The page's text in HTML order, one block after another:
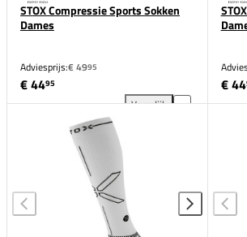
STOX Compressie Sports Sokken
Dames
Adviesprijs:€ 4995
€ 4495
Vergelijk
STOX Compressie
€ 44